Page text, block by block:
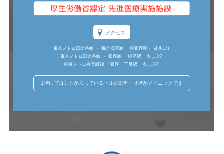
アクセス
東京メトロ日比谷線 ・ 都営浅草線 「東銀座駅」 徒歩1分
東京メトロ日比谷線 ・ 銀座線 「銀座駅」 徒歩3分
東京メトロ有楽町線 「銀座一丁目駅」 徒歩3分
1階にプロントが入っているビルの3階 ・ 4階がクリニックです